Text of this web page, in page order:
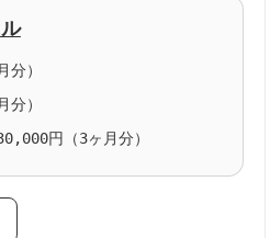
）
）
円（3ヶ月分）